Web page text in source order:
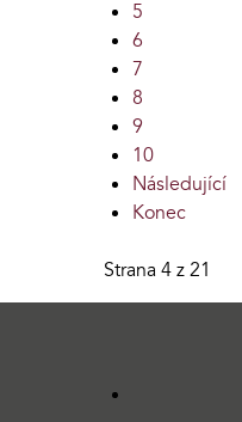
5
6
7
8
9
10
Následující
Konec
Strana 4 z 21